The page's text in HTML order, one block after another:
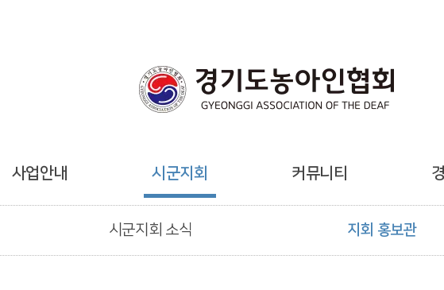
사업안내 시군지회 커뮤니티
시군지회 소식 지회 홍보관